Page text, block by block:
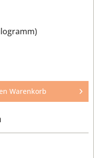
Warenkorb